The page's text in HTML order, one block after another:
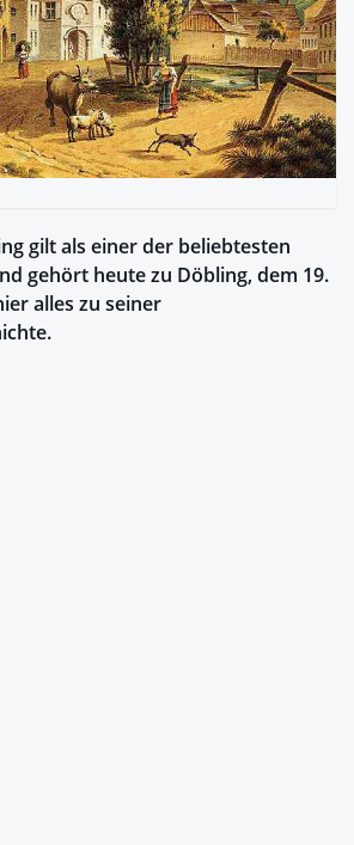
gilt als einer der beliebtesten
gehört heute zu Döbling, dem 19.
alles zu seiner